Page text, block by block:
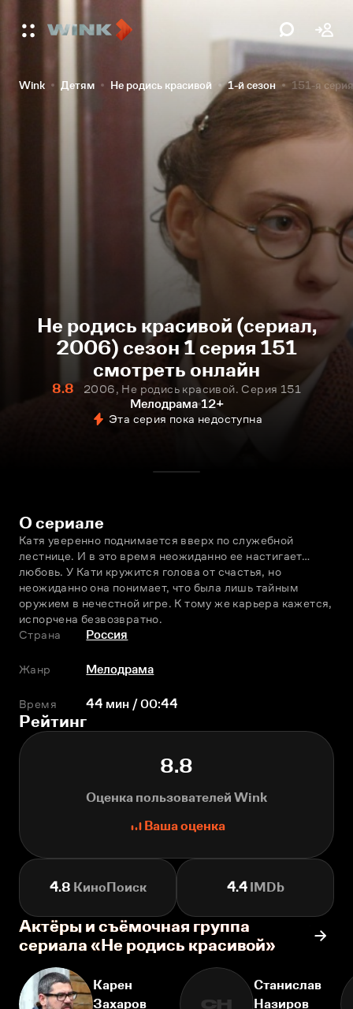
Wink Детям Не родись красивой 1-й сезон 151-я серия
Не родись красивой (сериал,
2006) сезон 1 серия 151
смотреть онлайн
8.8
2006, Не родись красивой. Серия 151
Мелодрама 12+
Эта серия пока недоступна
О сериале
Катя уверенно поднимается вверх по служебной
лестнице. И в это время неожиданно ее настигает…
любовь. У Кати кружится голова от счастья, но
неожиданно она понимает, что была лишь тайным
оружием в нечестной игре. К тому же карьера кажется,
испорчена безвозвратно.
Страна
Россия
Жанр Мелодрама
Время 44 мин / 00:44
Рейтинг
8.8
Оценка пользователей Wink
Ваша оценка
4.8 КиноПоиск 4.4IMDb
Актёры и съёмочная группа
сериала «Не родись красивой»
Карен
Захаров
СН
Станислав
Назиров